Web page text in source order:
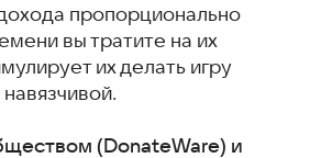
пропорционально
вы тратите на их
их делать игру
(DonateWare) и